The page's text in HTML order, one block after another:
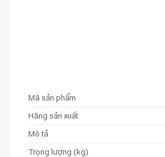
Mã sản phẩm
Hãng sản xuất
Mô tả
Trọng lượng (kg)